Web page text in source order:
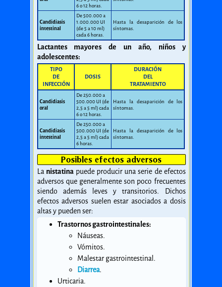
6 o 12 horas.
Candidiasis
intestinal
De 500.000 a
1.000.000 UI
(de 5 a 10 ml)
cada 6 horas.
Hasta la desaparición de los
síntomas.
Lactantes mayores de un año, niños y
adolescentes:
TIPO
DE
INFECCIÓN
DOSIS
DURACIÓN
DEL
TRATAMIENTO
Candidiasis
oral
De 250.000 a
500.000 UI (de
2,5 a 5 ml) cada
6 o 12 horas.
Hasta la desaparición de los
síntomas.
Candidiasis
intestinal
De 250.000 a
500.000 UI (de
2,5 a 5 ml) cada
6 horas.
Hasta la desaparición de los
síntomas.
Posibles efectos adversos
La nistatinapuede producir una serie de efectos
adversos que generalmente son poco frecuentes
siendo además leves y transitorios. Dichos
efectos adversos suelen estar asociados a dosis
altas y pueden ser:
Trastornos gastrointestinales:
Náuseas.
Vómitos.
Malestar gastrointestinal.
Diarrea.
Urticaria.